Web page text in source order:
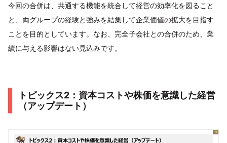
今回の合併は、共通する機能を統合して経営の効率化を図ること
と、両グループの経験と強みを結集して企業価値の拡大を目指す
ことを目的としています。なお、完全子会社との合併のため、業
績に与える影響はない見込みです。
トピックス2：資本コストや株価を意識した経営
（アップデート）